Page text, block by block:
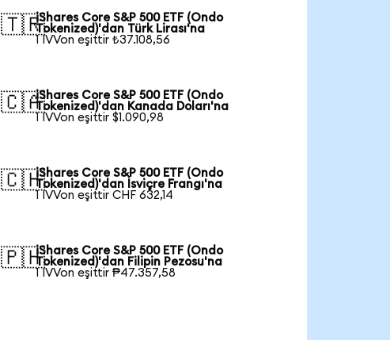
🇹🇷iShares Core S&P 500 ETF (Ondo
Tokenized)'dan Türk Lirası'na
1 IVVon eşittir ₺37.108,56
🇨🇦iShares Core S&P 500 ETF (Ondo
Tokenized)'dan Kanada Doları'na
1 IVVon eşittir $1.090,98
🇨🇭iShares Core S&P 500 ETF (Ondo
Tokenized)'dan İsviçre Frangı'na
1 IVVon eşittir CHF 632,14
🇵🇭iShares Core S&P 500 ETF (Ondo
Tokenized)'dan Filipin Pezosu'na
1 IVVon eşittir ₱47.357,58